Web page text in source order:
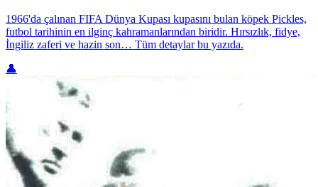
1966'da çalınan FIFA Dünya Kupası kupasını bulan köpek Pickles,
futbol tarihinin en ilginç kahramanlarından biridir. Hırsızlık, fidye,
İngiliz zaferi ve hazin son… Tüm detaylar bu yazıda.
👤